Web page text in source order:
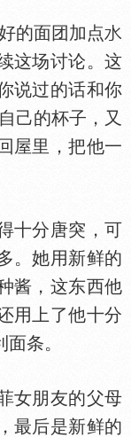
的面团加点
这场讨论。这
说过的话和你
己的杯子，又
屋里，把他一
分唐突，可
。她用新鲜的
酱，这东西他
用上了他十分
条。
女朋友的父母
最后是新鲜的